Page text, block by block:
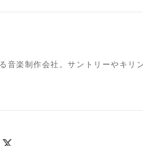
音楽制作会社。サントリーやキリ